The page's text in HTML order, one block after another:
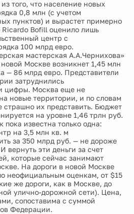
того, что население новых
0,8 млн (с учетом
пунктов) и вырастет примерно
Bofill оценило лишь
центр с
100 млрд евро.
мастерская А.А.Чернихова»
новой Москве возникнет 1,45 млн
— 86 млрд евро. Представители
затруднились
цифры. Москва еще не
новые территории, и по словам
их представить. Бюджет
на уровне 1,46 трлн руб.
известна только одна:
на 3,5 млн кв. м
за 350 млрд руб. — не дороже
вернуть эти деньги за счет
которые сейчас занимают
На дороги в новой Москве
неофициальным оценкам, от $15
же дороги, как в Москве, до
улично-дорожной сети). Цена,
сопоставима с суммой
Федерации.